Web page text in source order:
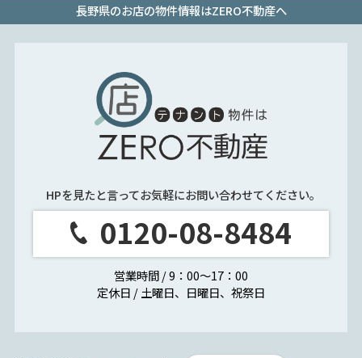
長野県のお店の物件情報はZERO不動産へ
HPを見たと言ってお気軽にお問い合わせてください。
0120-08-8484
営業時間 / 9：00～17：00
定休日 / 土曜日、日曜日、祝祭日